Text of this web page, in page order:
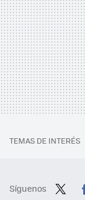
TEMAS DE INTERÉS
Síguenos